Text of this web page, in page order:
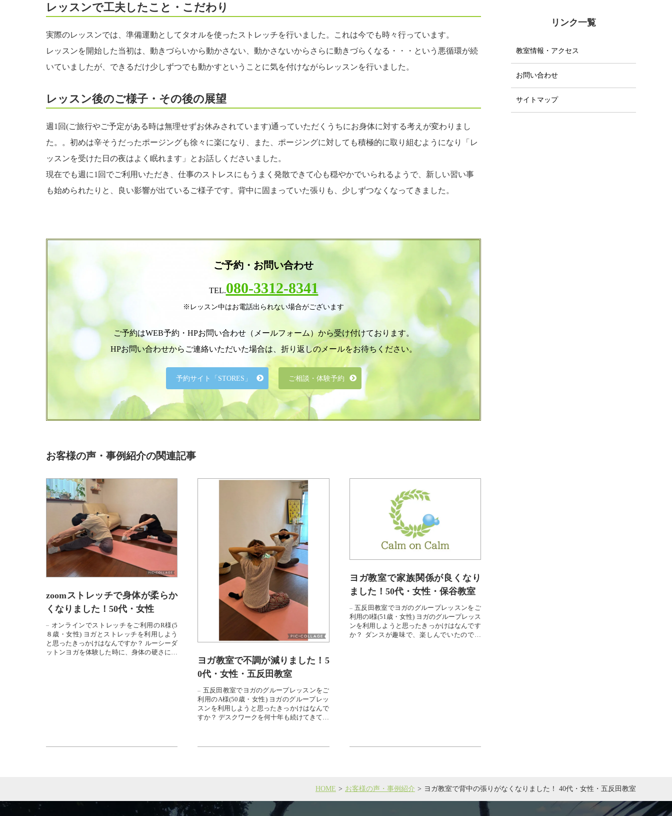
HOME お客様の声・事例紹介 ヨガ教室で背中の張りがなくなりました！ 40代・女性・五反田教室
レッスンで工夫したこと・こだわり
実際のレッスンでは、準備運動としてタオルを使ったストレッチを行いました。これは今でも時々行っています。
レッスンを開始した当初は、動きづらいから動かさない、動かさないからさらに動きづらくなる・・・という悪循環が続
いていましたが、できるだけ少しずつでも動かすということに気を付けながらレッスンを行いました。
レッスン後のご様子・その後の展望
週1回(ご旅行やご予定がある時は無理せずお休みされています)通っていただくうちにお身体に対する考えが変わりまし
た。。初めは辛そうだったポージングも徐々に楽になり、また、ポージングに対しても積極的に取り組むようになり「レ
ッスンを受けた日の夜はよく眠れます」とお話しくださいました。
現在でも週に1回でご利用いただき、仕事のストレスにもうまく発散できて心も穏やかでいられるようで、新しい習い事
も始められたりと、良い影響が出ているご様子です。背中に固まっていた張りも、少しずつなくなってきました。
ご予約・お問い合わせ
TEL.080-3312-8341
※レッスン中はお電話出られない場合がございます
ご予約はWEB予約・HPお問い合わせ（メールフォーム）から受け付けております。
HPお問い合わせからご連絡いただいた場合は、折り返しのメールをお待ちください。
予約サイト「STORES」 ご相談・体験予約
お客様の声・事例紹介の関連記事
zoomストレッチで身体が柔らか
くなりました！50代・女性
オンラインでストレッチをご利用のR様(5
８歳・女性) ヨガとストレッチを利用しよう
と思ったきっかけはなんですか？ ルーシーダ
ットンヨガを体験した時に、身体の硬さに驚
ヨガ教室で不調が減りました！5
0代・女性・五反田教室
五反田教室でヨガのグループレッスンをご
利用のA様(50歳・女性) ヨガのグループレッ
スンを利用しようと思ったきっかけはなんで
すか？ デスクワークを何十年も続けてきて、
ヨガ教室で家族関係が良くなり
ました！50代・女性・保谷教室
五反田教室でヨガのグループレッスンをご
利用のI様(51歳・女性) ヨガのグループレッス
ンを利用しようと思ったきっかけはなんです
か？ ダンスが趣味で、楽しんでいたのです
リンク一覧
教室情報・アクセス
お問い合わせ
サイトマップ